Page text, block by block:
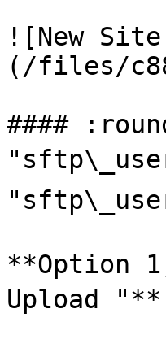
![New
(/files/
####
**Option
Upload